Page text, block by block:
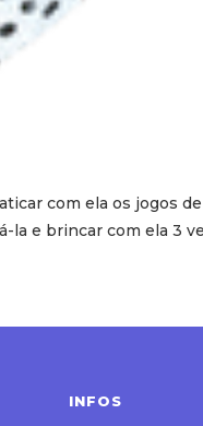
com ela os jogos de
la e brincar com ela 3
INFOS